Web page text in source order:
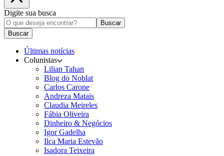
Digite sua busca
Buscar
Buscar
Últimas notícias
Colunistas
Lilian Tahan
Blog do Noblat
Carlos Carone
Andreza Matais
Claudia Meireles
Fábia Oliveira
Dinheiro & Negócios
Igor Gadelha
Ilca Maria Estevão
Isadora Teixeira